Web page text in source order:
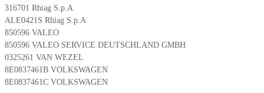
316701 Rhiag S.p.A
ALE0421S Rhiag S.p.A
850596 VALEO
850596 VALEO SERVICE DEUTSCHLAND GMBH
0325261 VAN WEZEL
8E0837461B VOLKSWAGEN
8E0837461C VOLKSWAGEN